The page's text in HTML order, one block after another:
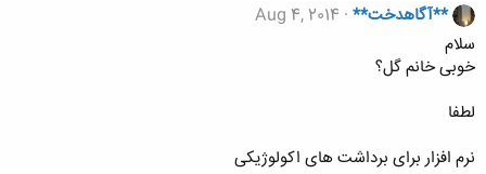
**آگاهدخت** Aug 4, 2014
سلام
خوبی خانم گل؟
لطفا
نرم افزار برای برداشت های اکولوژیکی